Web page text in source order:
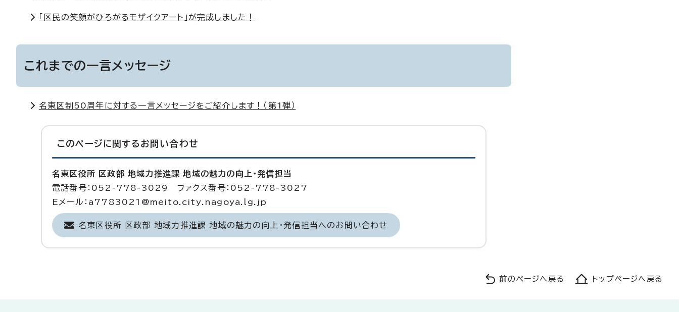
「区民の笑顔がひろがるモザイクアート」が完成しました！
これまでの一言メッセージ
名東区制50周年に対する一言メッセージをご紹介します！（第1弾）
このページに関する お問い合わせ
名東区役所 区政部 地域力推進課 地域の魅力の向上・発信担当
電話番号：052-778-3029 ファクス番号：052-778-3027
Eメール：a7783021@meito.city.nagoya.lg.jp
名東区役所 区政部 地域力推進課 地域の魅力の向上・発信担当へのお問い合わせ
前のページへ戻る トップページへ戻る